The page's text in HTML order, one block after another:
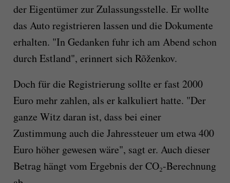
der Eigentümer zur Zulassungsstelle. Er wollte
das Auto registrieren lassen und die Dokumente
erhalten. "In Gedanken fuhr ich am Abend schon
durch Estland", erinnert sich Rõženkov.
Doch für die Registrierung sollte er fast 2000
Euro mehr zahlen, als er kalkuliert hatte. "Der
ganze Witz daran ist, dass bei einer
Zustimmung auch die Jahressteuer um etwa 400
Euro höher gewesen wäre", sagt er. Auch dieser
Betrag hängt vom Ergebnis der CO₂-Berechnung